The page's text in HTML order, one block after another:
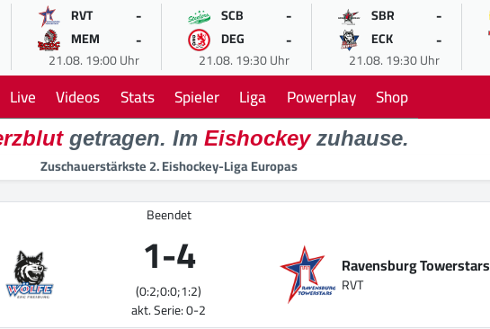
RVT -
MEM -
21.08. 19:00 Uhr
SCB -
DEG -
21.08. 19:30 Uhr
SBR -
ECK -
21.08. 19:30 Uhr
Live Videos Stats Spieler Liga Powerplay Shop
getragen. Im Eishockeyzuhause.
Zuschauerstärkste 2. Eishockey-Liga Europas
Beendet
1-4
(0:2;0:0;1:2)
akt. Serie: 0-2
Ravensburg Towerstars
RVT